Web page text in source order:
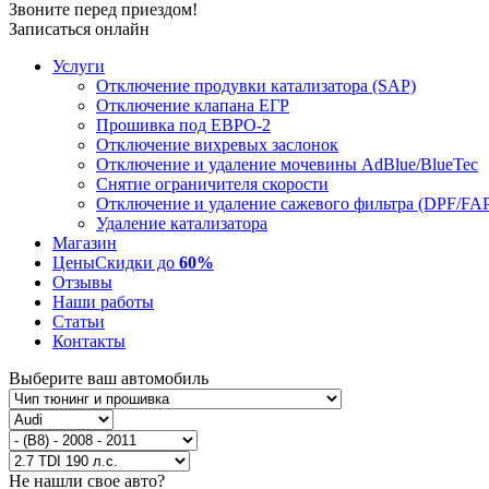
Звоните перед приездом!
Записаться онлайн
Услуги
Отключение продувки катализатора (SAP)
Отключение клапана ЕГР
Прошивка под ЕВРО-2
Отключение вихревых заслонок
Отключение и удаление мочевины AdBlue/BlueTec
Снятие ограничителя скорости
Отключение и удаление сажевого фильтра (DPF/
Удаление катализатора
Магазин
ЦеныСкидки до 60%
Отзывы
Наши работы
Статьи
Контакты
Выберите ваш автомобиль
Не нашли свое авто?